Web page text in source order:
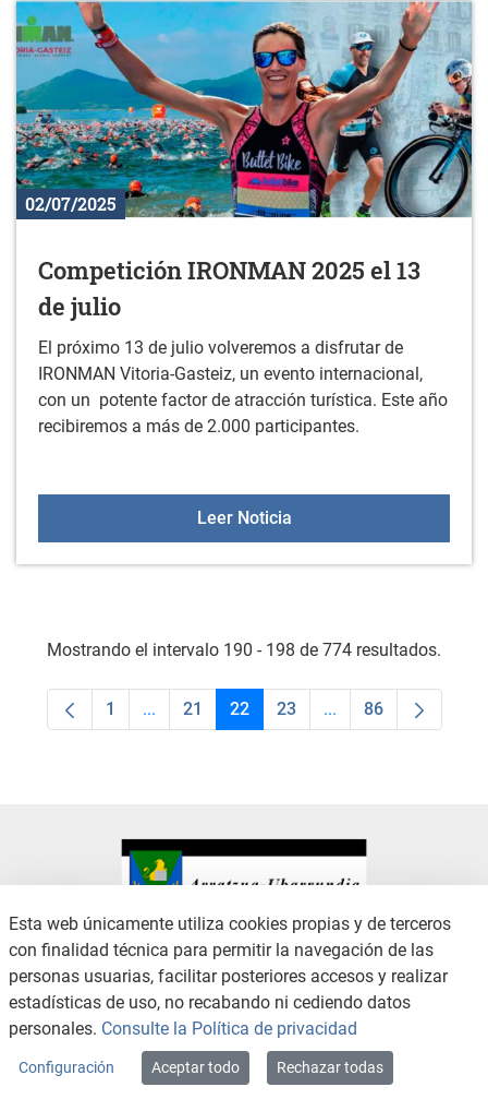
02/07/2025
Competición IRONMAN 2025 el 13
de julio
El próximo 13 de julio volveremos a disfrutar de
IRONMAN Vitoria-Gasteiz, un evento internacional,
con un potente factor de atracción turística. Este año
recibiremos a más de 2.000 participantes.
Leer NoticiaCompetición IRONMAN
Mostrando el intervalo 190 - 198 de 774 resultados.
Página
1 ...Páginas intermedias Use TAB para
Página
21 Página
22 Página
23 ...PáginasPágina
86
CONTACTO
AVISO LEGAL
CANAL DE DENUNCIAS
POLÍTICA DE PRIVACIDAD
POLÍTICA DE COOKIES
ACCESIBILIDAD
Copyright © 2026 / Excmo. arratzua | Todos los derechos reservados.
Esta web únicamente utiliza cookies propias y de terceros
con finalidad técnica para permitir la navegación de las
personas usuarias, facilitar posteriores accesos y realizar
estadísticas de uso, no recabando ni cediendo datos
personales. Consulte la Política de privacidad
Configuración Aceptar todo Rechazar todas